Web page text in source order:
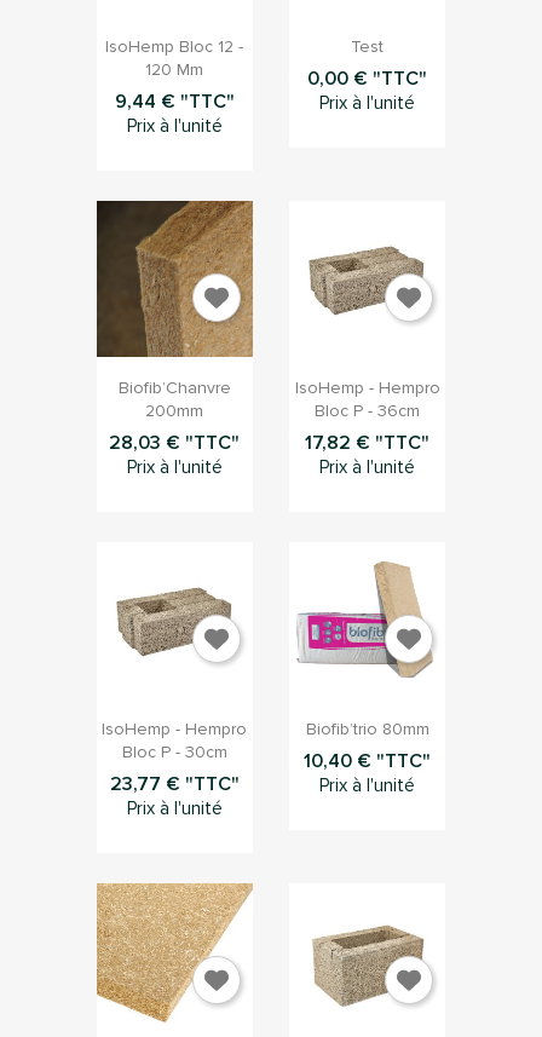
Aperçu rapide
IsoHemp Bloc 12 -
120 Mm
9,44 € "TTC"
Prix à l'unité
Aperçu rapide
Test
0,00 € "TTC"
Prix à l'unité
Aperçu rapide
Biofib’Chanvre
200mm
28,03 € "TTC"
Prix à l'unité
Aperçu rapide
IsoHemp - Hempro
Bloc P - 36cm
17,82 € "TTC"
Prix à l'unité
Aperçu rapide
IsoHemp - Hempro
Bloc P - 30cm
23,77 € "TTC"
Prix à l'unité
Aperçu rapide
Biofib’trio 80mm
10,40 € "TTC"
Prix à l'unité